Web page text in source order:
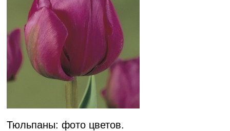
Тюльпаны: фото цветов.